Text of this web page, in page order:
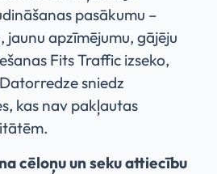
pasākumu –
apzīmējumu, gājēju
Fits Traffic izseko,
sniedz
kas nav pakļautas
cēloņu un seku attiecību